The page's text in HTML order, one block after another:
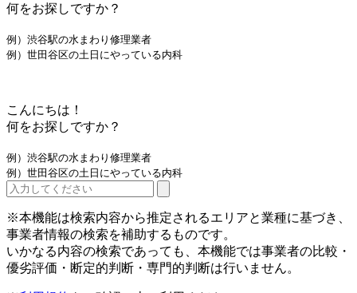
何をお探しですか？
例）渋谷駅の水まわり修理業者
例）世田谷区の土日にやっている内科
こんにちは！
何をお探しですか？
例）渋谷駅の水まわり修理業者
例）世田谷区の土日にやっている内科
※本機能は検索内容から推定されるエリアと業種に基づき、
事業者情報の検索を補助するものです。
いかなる内容の検索であっても、本機能では事業者の比較・
優劣評価・断定的判断・専門的判断は行いません。